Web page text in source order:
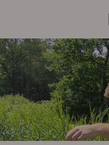
Jaaroverzicht RLLK